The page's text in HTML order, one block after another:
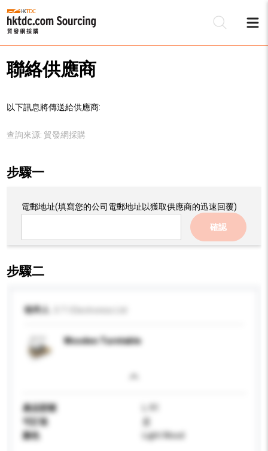
聯絡供應商
以下訊息將傳送給供應商:
查詢來源: 貿發網採購
步驟一
電郵地址(填寫您的公司電郵地址以獲取供應商的迅速回覆)
確認
步驟二
收件人
Wooden Turntable
產品型號
可訂造
是
顏色
Light Wood